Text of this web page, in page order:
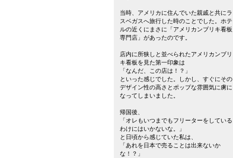
当時、アメリカに住んでいた親戚と共にラ
スベガスへ旅行した時のことでした。ホテ
ルの近くにまさに「アメリカンブリキ看板
専門店」があったのです。
店内に所狭しと並べられたアメリカンブリ
キ看板を見た第一印象は
「なんだ、この店は！？」
といった感じでした。しかし、すぐにその
デザイン性の高さとポップな雰囲気に虜に
なってしまいました。
帰国後、
「オレもいつまでもフリーターをしている
わけにはいかないな。」
と日頃から感じていた私は、
「あれを日本で売ることは出来ないか
な！？」